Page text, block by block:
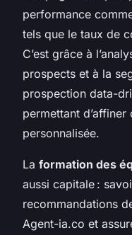
performance
tels que le taux de
C’est grâce à
prospects et à la
prospection data-
permettant
personnalisée.
La formation des
aussi capitale :
recommandations
Agent-ia.co et